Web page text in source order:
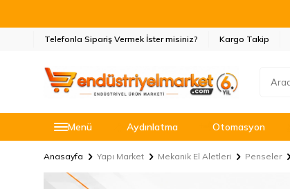
Telefonla Sipariş Vermek İster misiniz? Kargo Takip
Menü Aydınlatma Otomasyon
Anasayfa Yapı Market Mekanik El Aletleri Penseler